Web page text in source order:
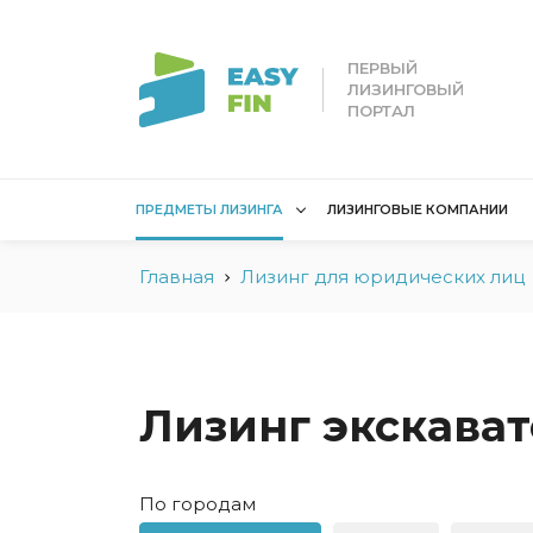
ПЕРВЫЙ
ЛИЗИНГОВЫЙ
ПОРТАЛ
ПРЕДМЕТЫ ЛИЗИНГА
Лизинг для
Для юридических лиц в
Коммерческий
Лизинг
Для
ЛИЗИНГОВЫЕ КОМПАНИИ
Главная Лизинг для юридических лиц
Лизинг
По городам